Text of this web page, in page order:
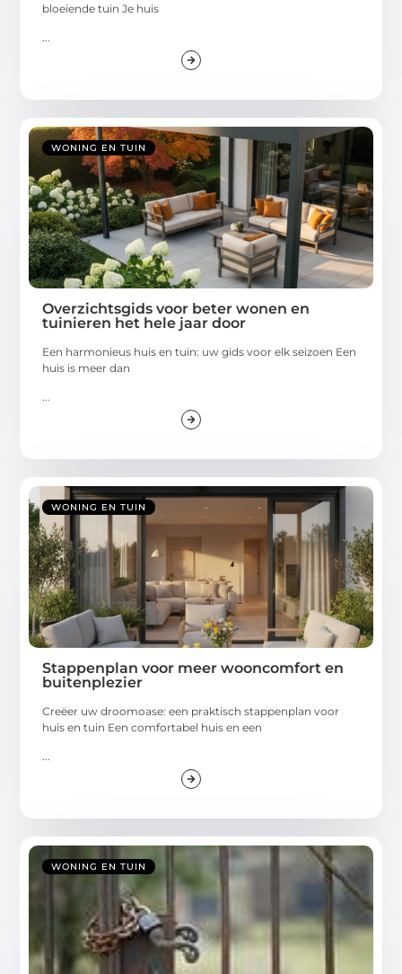
bloeiende tuin Je huis
...
WONING EN TUIN
Overzichtsgids voor beter wonen en
tuinieren het hele jaar door
Een harmonieus huis en tuin: uw gids voor elk seizoen Een
huis is meer dan
...
WONING EN TUIN
Stappenplan voor meer wooncomfort en
buitenplezier
Creëer uw droomoase: een praktisch stappenplan voor
huis en tuin Een comfortabel huis en een
...
WONING EN TUIN